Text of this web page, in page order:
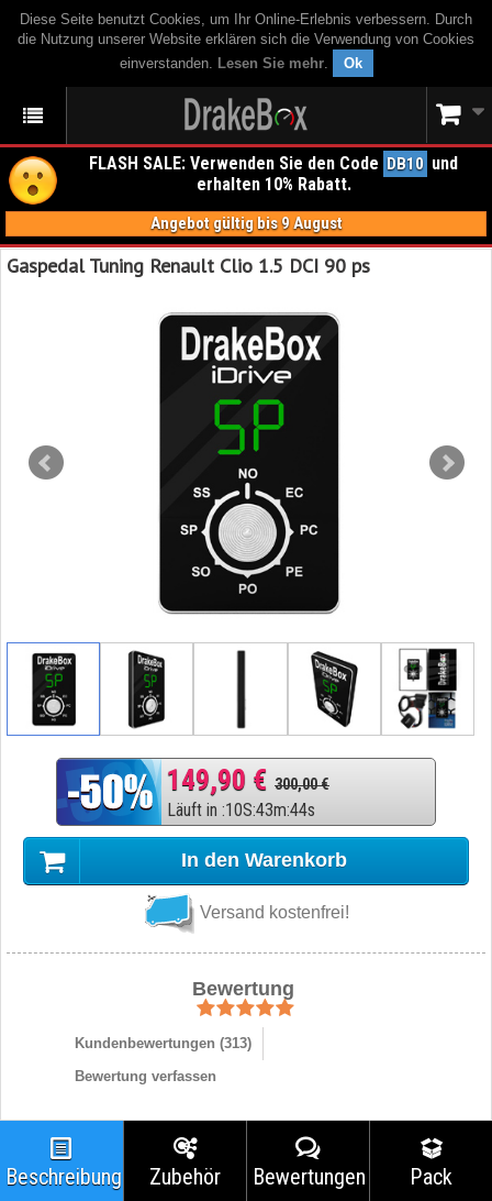
Diese Seite benutzt Cookies, um Ihr Online-Erlebnis verbessern. Durch
die Nutzung unserer Website erklären sich die Verwendung von Cookies
einverstanden. Lesen Sie mehr. Ok
FLASH SALE: Verwenden Sie den Code DB10 und
erhalten 10% Rabatt.
Angebot gültig bis 9 August
Gaspedal Tuning Renault Clio 1.5 DCI 90 ps
149,90 € 300,00 €
Läuft in :10S:43m:43s
In den Warenkorb
Versand kostenfrei!
Bewertung
Kundenbewertungen (313)
Bewertung verfassen
Beschreibung Zubehör Bewertungen Pack